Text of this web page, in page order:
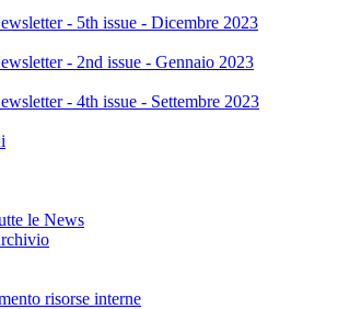
- 5th issue - Dicembre 2023
- 2nd issue - Gennaio 2023
- 4th issue - Settembre 2023
le News
risorse interne